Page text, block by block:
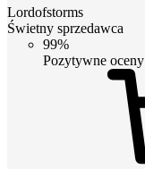
Lordofstorms
Świetny sprzedawca
99%
Pozytywne oceny